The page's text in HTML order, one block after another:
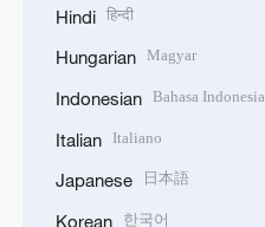
Hindi हिन्दी
Hungarian Magyar
Indonesian Bahasa Indonesia
Italian Italiano
Japanese 日本語
Korean 한국어